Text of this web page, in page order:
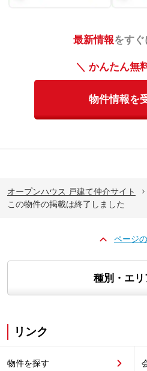
最新情報をすぐ
＼ かんたん無
物件情報を
オープンハウス 戸建て仲介サイト
この物件の掲載は終了しました
ページ
種別・エ
リンク
物件を探す